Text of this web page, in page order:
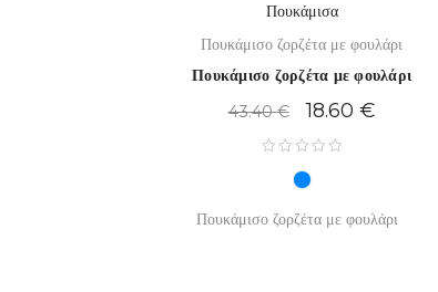
Πουκάμισα
Πουκάμισο ζορζέτα με φουλάρι
Πουκάμισο ζορζέτα με φουλάρι
43.40€ 18.60 €
Πουκάμισο ζορζέτα με φουλάρι